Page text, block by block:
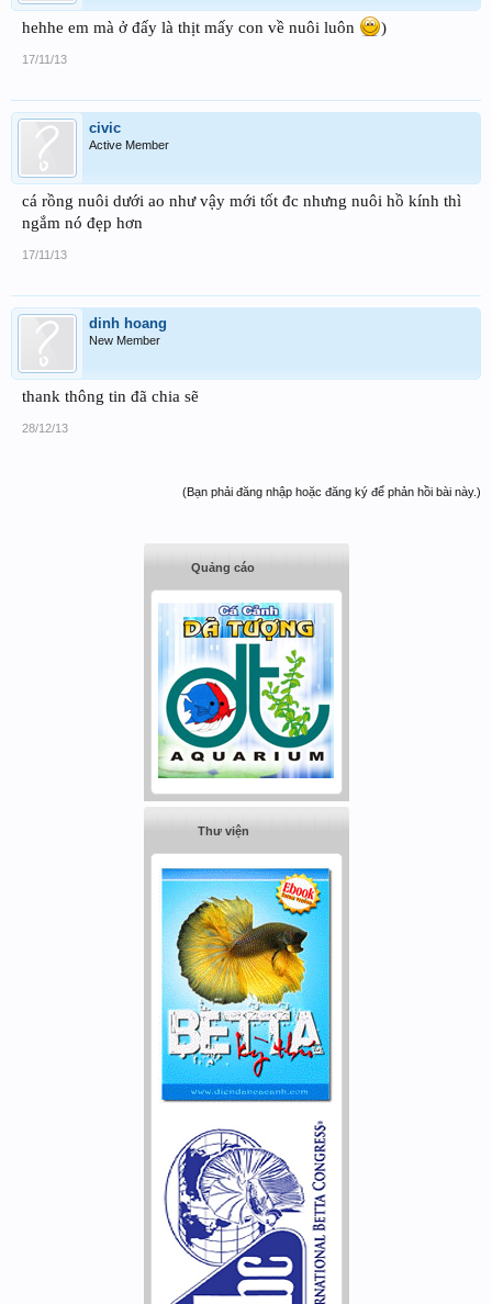
hehhe em mà ở đấy là thịt mấy con về nuôi luôn )
17/11/13
civic
Active Member
cá rồng nuôi dưới ao như vậy mới tốt đc nhưng nuôi hồ kính thì
ngắm nó đẹp hơn
17/11/13
dinh hoang
New Member
thank thông tin đã chia sẽ
28/12/13
(Bạn phải đăng nhập hoặc đăng ký để phản hồi bài này.)
Quảng cáo
Thư viện